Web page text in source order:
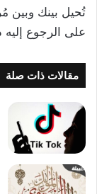
تُحيل بينك وبين
على الرجوع
مقالات ذات صلة